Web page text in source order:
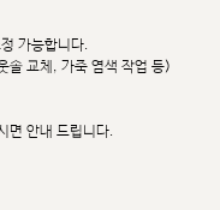
가능합니다.
솔 교체, 가죽 염색 작업 등)
면 안내 드립니다.